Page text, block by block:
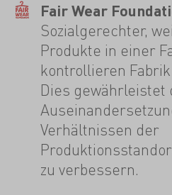
Fair Wear
Sozialgerechter,
Produkte in einer
kontrollieren
Dies
Verhältnissen der
zu verbessern.